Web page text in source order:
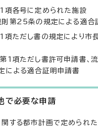
項各号に定められた施設
第25条の規定による適合
ただし書の規定により市
1項ただし書許可申請書、
による適合証明申請書
で必要な申請
する都市計画で定められた